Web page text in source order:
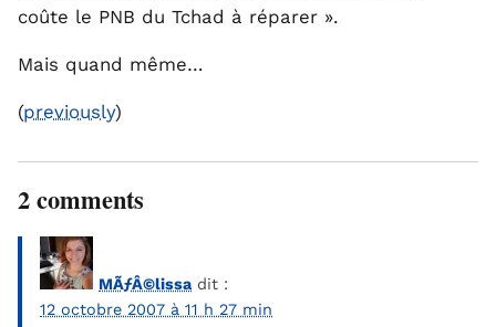
coûte le PNB du Tchad à réparer ».
Mais quand même…
(previously)
2 comments
MÃƒÂ©lissa dit :
12 octobre 2007 à 11 h 27 min